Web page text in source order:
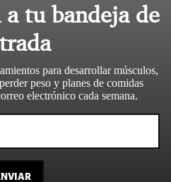
tu bandeja de
para desarrollar músculos,
peso y planes de comidas
electrónico cada semana.